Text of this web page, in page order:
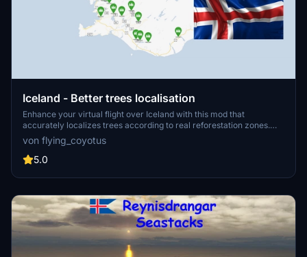
Iceland - Better trees localisation
Enhance your virtual flight over Iceland with this mod that
accurately localizes trees according to real reforestation zones.
Excluding all trees except those documented on the Icelandic
National Forests map, this work-in-progress project aims to bring
authenticity to your aerial experience in Microsoft Flight Simulator
this add-on offers a unique perspective of Icelands tree landscape.
von flying_coyotus
5.0